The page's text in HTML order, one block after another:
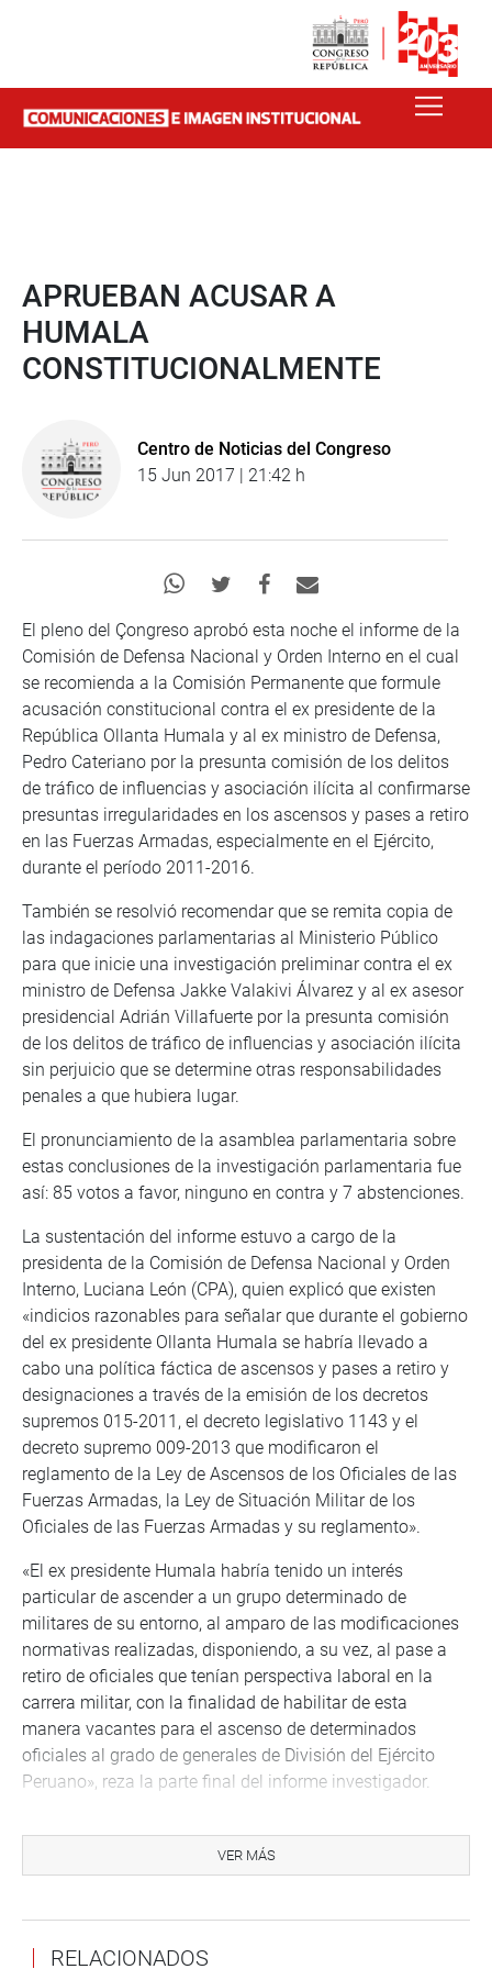
APRUEBAN ACUSAR A
HUMALA
CONSTITUCIONALMENTE
Centro de Noticias del Congreso
15 Jun 2017 | 21:42 h
El pleno del Çongreso aprobó esta noche el informe de la
Comisión de Defensa Nacional y Orden Interno en el cual
se recomienda a la Comisión Permanente que formule
acusación constitucional contra el ex presidente de la
República Ollanta Humala y al ex ministro de Defensa,
Pedro Cateriano por la presunta comisión de los delitos
de tráfico de influencias y asociación ilícita al confirmarse
presuntas irregularidades en los ascensos y pases a retiro
en las Fuerzas Armadas, especialmente en el Ejército,
durante el período 2011-2016.
También se resolvió recomendar que se remita copia de
las indagaciones parlamentarias al Ministerio Público
para que inicie una investigación preliminar contra el ex
ministro de Defensa Jakke Valakivi Álvarez y al ex asesor
presidencial Adrián Villafuerte por la presunta comisión
de los delitos de tráfico de influencias y asociación ilícita
sin perjuicio que se determine otras responsabilidades
penales a que hubiera lugar.
El pronunciamiento de la asamblea parlamentaria sobre
estas conclusiones de la investigación parlamentaria fue
así: 85 votos a favor, ninguno en contra y 7 abstenciones.
La sustentación del informe estuvo a cargo de la
presidenta de la Comisión de Defensa Nacional y Orden
Interno, Luciana León (CPA), quien explicó que existen
«indicios razonables para señalar que durante el gobierno
del ex presidente Ollanta Humala se habría llevado a
cabo una política fáctica de ascensos y pases a retiro y
designaciones a través de la emisión de los decretos
supremos 015-2011, el decreto legislativo 1143 y el
decreto supremo 009-2013 que modificaron el
reglamento de la Ley de Ascensos de los Oficiales de las
Fuerzas Armadas, la Ley de Situación Militar de los
Oficiales de las Fuerzas Armadas y su reglamento».
«El ex presidente Humala habría tenido un interés
particular de ascender a un grupo determinado de
militares de su entorno, al amparo de las modificaciones
normativas realizadas, disponiendo, a su vez, al pase a
retiro de oficiales que tenían perspectiva laboral en la
carrera militar, con la finalidad de habilitar de esta
manera vacantes para el ascenso de determinados
oficiales al grado de generales de División del Ejército
Peruano», reza la parte final del informe investigador.
Ollanta Humala se dio el nombramiento como
Comandante General del Ejército Peruano de Víctor
miembros de la promoción 77 del Ejército Peruano,
VER MÁS
RELACIONADOS